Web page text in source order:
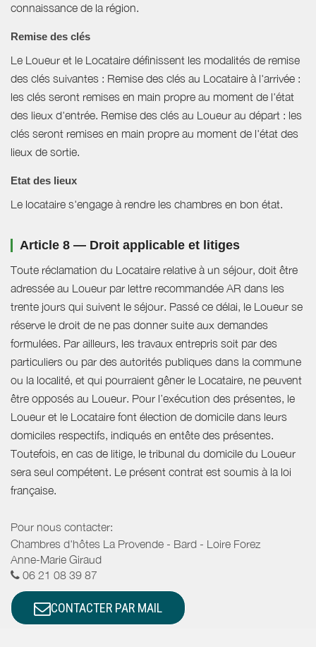
connaissance de la région.
Remise des clés
Le Loueur et le Locataire définissent les modalités de remise
des clés suivantes : Remise des clés au Locataire à l'arrivée :
les clés seront remises en main propre au moment de l'état
des lieux d'entrée. Remise des clés au Loueur au départ : les
clés seront remises en main propre au moment de l'état des
lieux de sortie.
Etat des lieux
Le locataire s'engage à rendre les chambres en bon état.
Article 8 — Droit applicable et litiges
Toute réclamation du Locataire relative à un séjour, doit être
adressée au Loueur par lettre recommandée AR dans les
trente jours qui suivent le séjour. Passé ce délai, le Loueur se
réserve le droit de ne pas donner suite aux demandes
formulées. Par ailleurs, les travaux entrepris soit par des
particuliers ou par des autorités publiques dans la commune
ou la localité, et qui pourraient gêner le Locataire, ne peuvent
être opposés au Loueur. Pour l’exécution des présentes, le
Loueur et le Locataire font élection de domicile dans leurs
domiciles respectifs, indiqués en entête des présentes.
Toutefois, en cas de litige, le tribunal du domicile du Loueur
sera seul compétent. Le présent contrat est soumis à la loi
française.
Pour nous contacter:
Chambres d'hôtes La Provende - Bard - Loire Forez
Anne-Marie Giraud
06 21 08 39 87
CONTACTER PAR MAIL